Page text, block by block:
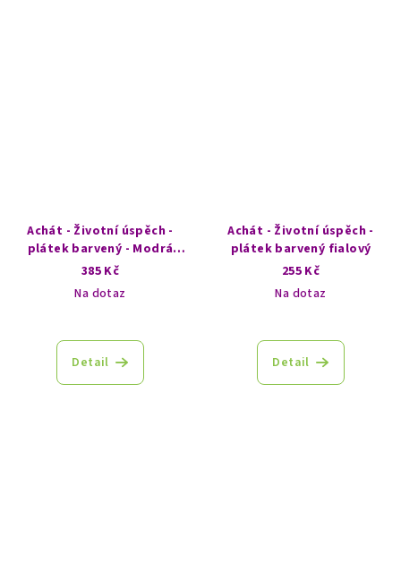
Achát - Životní úspěch -
plátek barvený - Modrá
laguna
385 Kč
Na dotaz
Detail
Achát - Životní úspěch -
plátek barvený fialový
255 Kč
Na dotaz
Detail